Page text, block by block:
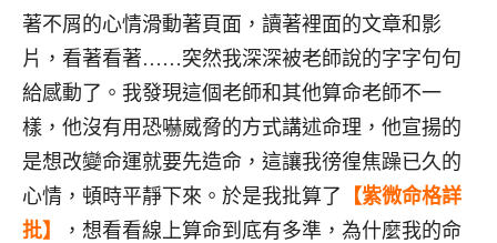
著不屑的心情滑動著頁面，讀著裡面的文章和影
片，看著看著……突然我深深被老師說的字字句句
給感動了。我發現這個老師和其他算命老師不一
樣，他沒有用恐嚇威脅的方式講述命理，他宣揚的
是想改變命運就要先造命，這讓我徬徨焦躁已久的
心情，頓時平靜下來。於是我批算了 【紫微命格詳
批】
，想看看線上算命到底有多準，為什麼我的命